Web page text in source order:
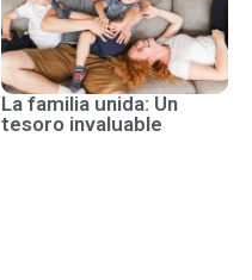
La familia unida: Un
tesoro invaluable